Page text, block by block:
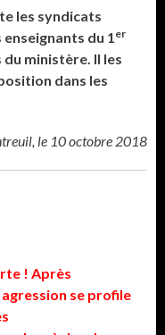
les syndicats
du 1er
ministère. Il les
dans les
le 10 octobre 2018
! Après
agression se profile